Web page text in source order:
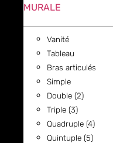
MURALE
Vanité
Tableau
Bras articulés
Simple
Double (2)
Triple (3)
Quadruple (4)
Quintuple (5)